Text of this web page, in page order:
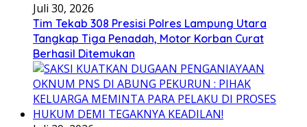
Juli 30, 2026
Tim Tekab 308 Presisi Polres Lampung Utara
Tangkap Tiga Penadah, Motor Korban Curat
Berhasil Ditemukan